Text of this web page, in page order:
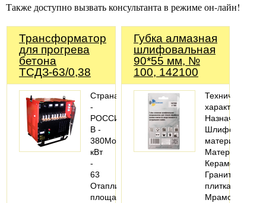
Также доступно вызвать консультанта в режиме он-лайн!
Трансформатор
для прогрева
бетона
ТСДЗ-63/0,38
Страна
-
РОССИЯНапряжение,
В -
380Мощность,
кВт
-
63
Отапливаемая
площадь,
Губка алмазная
шлифовальная
90*55 мм, №
100, 142100
Технические
характеристики
Назначение:
Шлифовать
материал
Материалы:
Керамогранит;
Гранитная
плитка;
Мраморная